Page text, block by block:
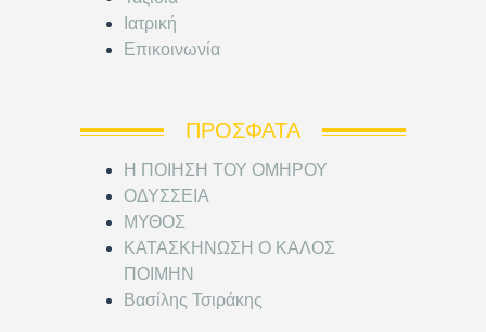
Ιατρική
Επικοινωνία
ΠΡΌΣΦΑΤΑ
Η ΠΟΙΗΣΗ ΤΟΥ ΟΜΗΡΟΥ
ΟΔΥΣΣΕΙΑ
ΜΥΘΟΣ
ΚΑΤΑΣΚΗΝΩΣΗ Ο ΚΑΛΟΣ
ΠΟΙΜΗΝ
Βασίλης Τσιράκης